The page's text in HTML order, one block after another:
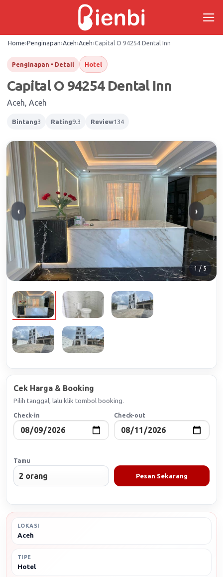
Home›Penginapan›Aceh›Aceh›Capital O 94254 Dental Inn
Penginapan • Detail Hotel
Capital O 94254 Dental Inn
Aceh, Aceh
Bintang3 Rating9.3 Review134
‹ ›
1 / 5
Cek Harga & Booking
Pilih tanggal, lalu klik tombol booking.
Check-in Check-out
Tamu
Pesan Sekarang
LOKASI
Aceh
TIPE
Hotel